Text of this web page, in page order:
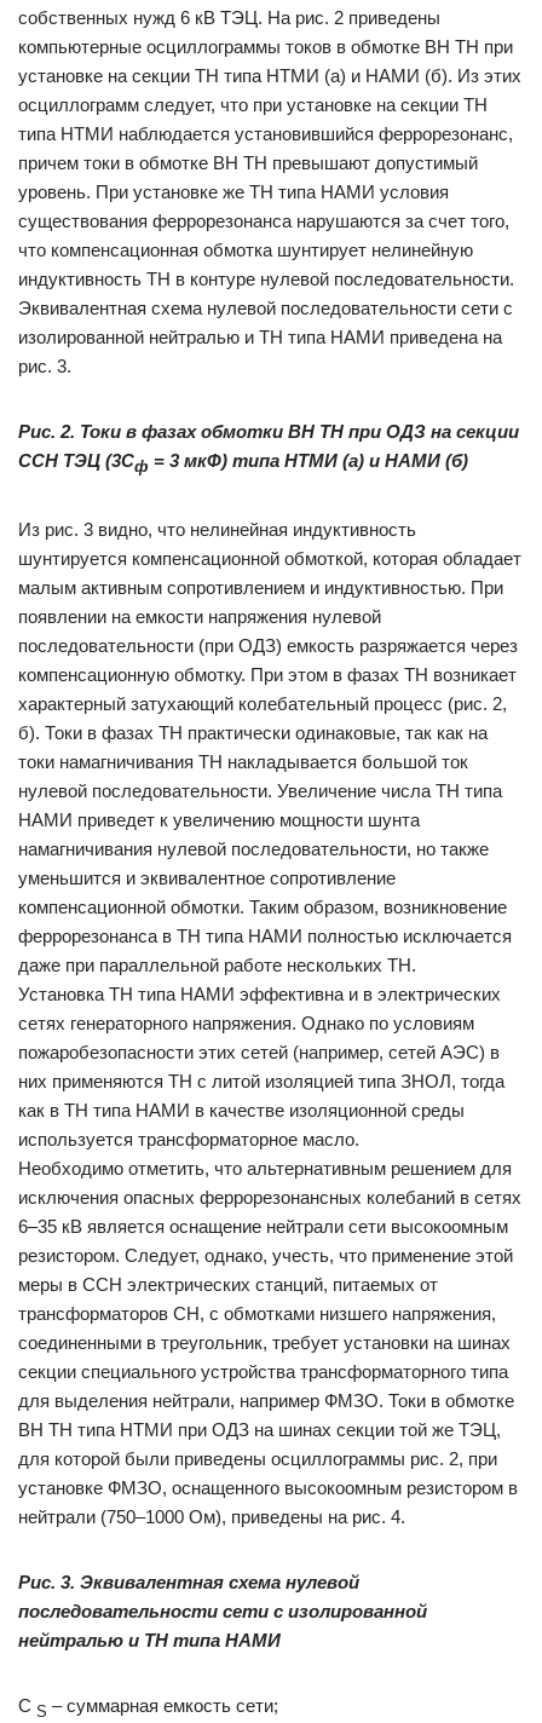
собственных нужд 6 кВ ТЭЦ. На рис. 2 приведены
компьютерные осциллограммы токов в обмотке ВН ТН при
установке на секции ТН типа НТМИ (а) и НАМИ (б). Из этих
осциллограмм следует, что при установке на секции ТН
типа НТМИ наблюдается установившийся феррорезонанс,
причем токи в обмотке ВН ТН превышают допустимый
уровень. При установке же ТН типа НАМИ условия
существования феррорезонанса нарушаются за счет того,
что компенсационная обмотка шунтирует нелинейную
индуктивность ТН в контуре нулевой последовательности.
Эквивалентная схема нулевой последовательности сети с
изолированной нейтралью и ТН типа НАМИ приведена на
рис. 3.
Рис. 2. Токи в фазах обмотки ВН ТН при ОДЗ на секции
ССН ТЭЦ (3Cф = 3 мкФ) типа НТМИ (а) и НАМИ (б)
Из рис. 3 видно, что нелинейная индуктивность
шунтируется компенсационной обмоткой, которая обладает
малым активным сопротивлением и индуктивностью. При
появлении на емкости напряжения нулевой
последовательности (при ОДЗ) емкость разряжается через
компенсационную обмотку. При этом в фазах ТН возникает
характерный затухающий колебательный процесс (рис. 2,
б). Токи в фазах ТН практически одинаковые, так как на
токи намагничивания ТН накладывается большой ток
нулевой последовательности. Увеличение числа ТН типа
НАМИ приведет к увеличению мощности шунта
намагничивания нулевой последовательности, но также
уменьшится и эквивалентное сопротивление
компенсационной обмотки. Таким образом, возникновение
феррорезонанса в ТН типа НАМИ полностью исключается
даже при параллельной работе нескольких ТН.
Установка ТН типа НАМИ эффективна и в электрических
сетях генераторного напряжения. Однако по условиям
пожаробезопасности этих сетей (например, сетей АЭС) в
них применяются ТН с литой изоляцией типа ЗНОЛ, тогда
как в ТН типа НАМИ в качестве изоляционной среды
используется трансформаторное масло.
Необходимо отметить, что альтернативным решением для
исключения опасных феррорезонансных колебаний в сетях
6–35 кВ является оснащение нейтрали сети высокоомным
резистором. Следует, однако, учесть, что применение этой
меры в ССН электрических станций, питаемых от
трансформаторов СН, с обмотками низшего напряжения,
соединенными в треугольник, требует установки на шинах
секции специального устройства трансформаторного типа
для выделения нейтрали, например ФМЗО. Токи в обмотке
ВН ТН типа НТМИ при ОДЗ на шинах секции той же ТЭЦ,
для которой были приведены осциллограммы рис. 2, при
установке ФМЗО, оснащенного высокоомным резистором в
нейтрали (750–1000 Ом), приведены на рис. 4.
Рис. 3. Эквивалентная схема нулевой
последовательности сети с изолированной
нейтралью и ТН типа НАМИ
C S – суммарная емкость сети;